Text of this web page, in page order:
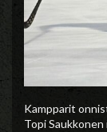
Kampparit
Topi